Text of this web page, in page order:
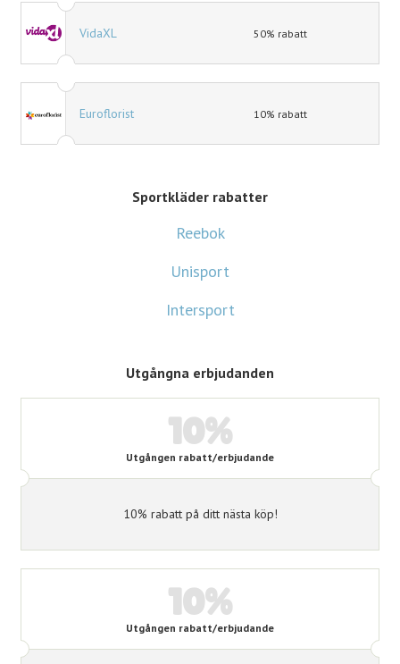
VidaXL 50% rabatt
Euroflorist 10% rabatt
Sportkläder rabatter
Reebok
Unisport
Intersport
Utgångna erbjudanden
10%
Utgången rabatt/erbjudande
10% rabatt på ditt nästa köp!
10%
Utgången rabatt/erbjudande